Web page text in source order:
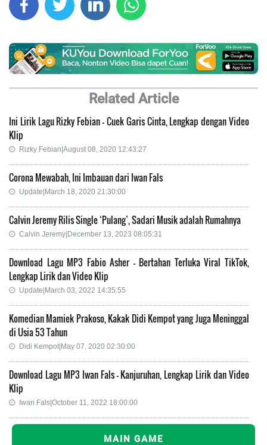
Related Article
Ini Lirik Lagu Rizky Febian - Cuek Garis Cinta, Lengkap dengan Video
Klip
Rizky Febian|August 08, 2020 12:43:27
Corona Mewabah, Ini Imbauan dari Iwan Fals
Update|March 18, 2020 21:30:00
Calvin Jeremy Rilis Single ‘Pulang’, Sadari Musik adalah Rumahnya
Calvin Jeremy|December 13, 2023 08:05:31
Download Lagu MP3 Fabio Asher - Bertahan Terluka Viral TikTok,
Lengkap Lirik dan Video Klip
Update|March 03, 2022 14:35:55
Komedian Mamiek Prakoso, Kakak Didi Kempot yang Juga Meninggal
di Usia 53 Tahun
Didi Kempot|May 07, 2020 02:30:00
Download Lagu MP3 Iwan Fals - Kanjuruhan, Lengkap Lirik dan Video
Klip
Iwan Fals|October 11, 2022 18:00:00
MAIN GAME